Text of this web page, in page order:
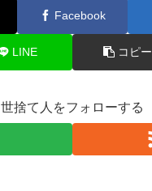
Facebook
LINE コピー
世捨て人をフォローする